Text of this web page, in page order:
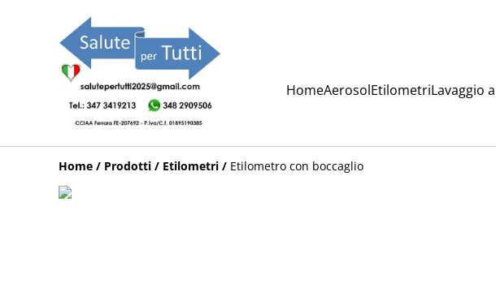
HomeAerosolEtilometriLavaggio
Home / Prodotti / Etilometri / Etilometro con boccaglio